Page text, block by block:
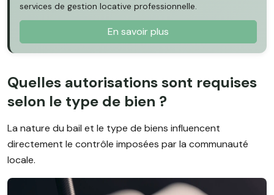
services de gestion locative professionnelle.
En savoir plus
Quelles autorisations sont requises
selon le type de bien ?
La nature du bail et le type de biens influencent
directement le contrôle imposées par la communauté
locale.